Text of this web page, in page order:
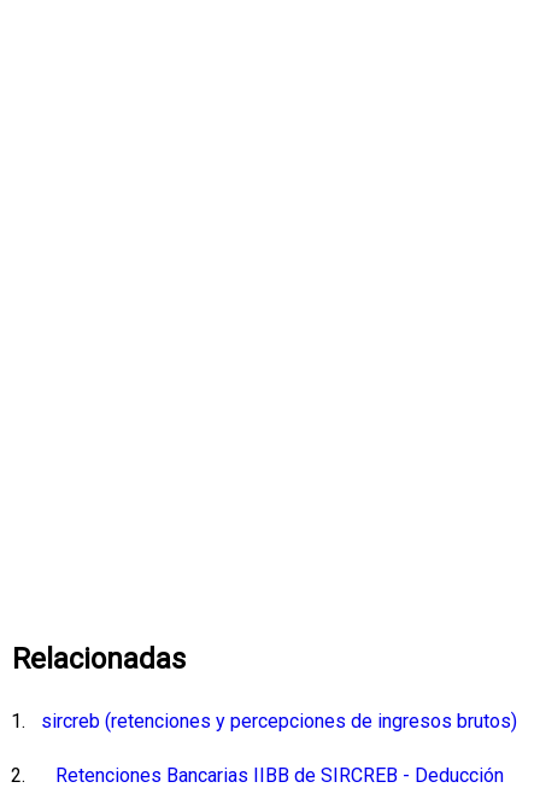
Relacionadas
sircreb (retenciones y percepciones de ingresos brutos)
Retenciones Bancarias IIBB de SIRCREB - Deducción